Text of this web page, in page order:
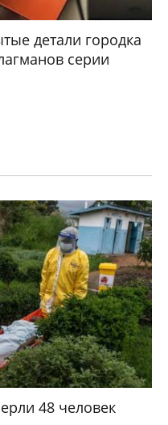
детали городка
серии
48 человек